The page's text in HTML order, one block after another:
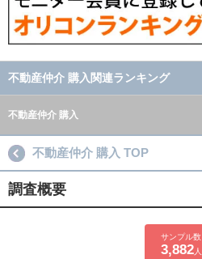
不動産仲介 購入関連ランキング
不動産仲介 購入
不動産仲介 購入 TOP
調査概要
サンプル数
3,882人